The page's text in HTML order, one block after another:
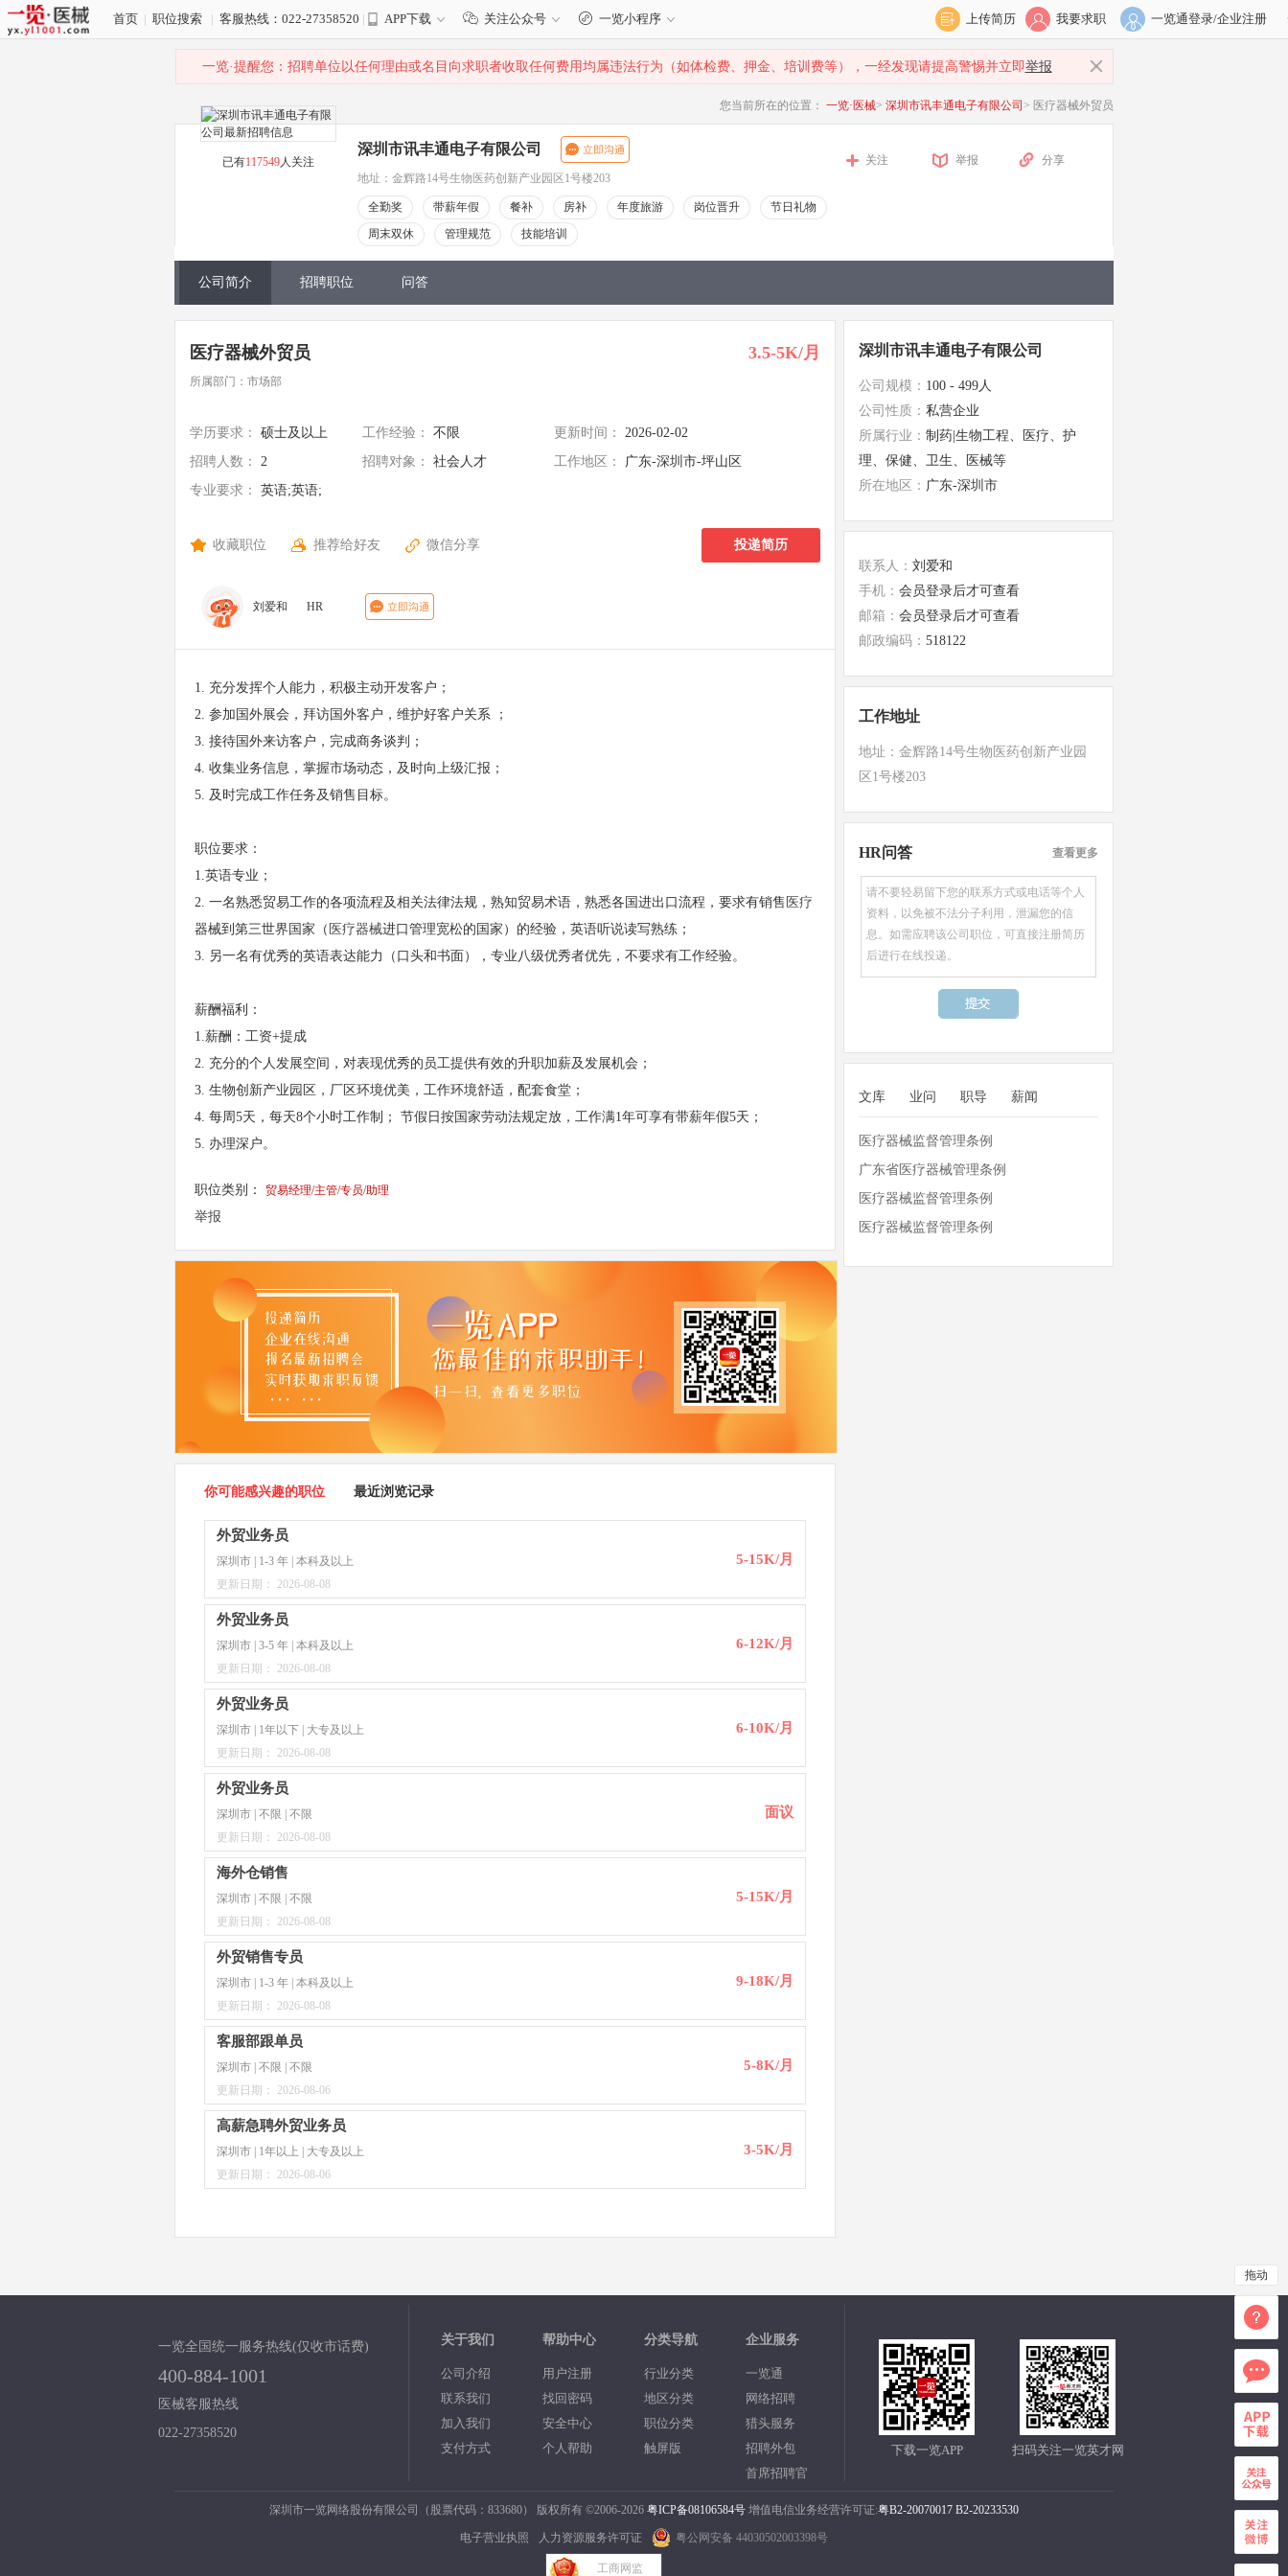
首页 | 职位搜索 | 客服热线：022-27358520 | APP下载 关注公众号 一览小程序 上传简历 我要求职 一览通登录/企业注册
一览·提醒您：招聘单位以任何理由或名目向求职者收取任何费用均属违法行为（如体检费、押金、培训费等），一经发现请提高警惕并立即举报
您当前所在的位置： 一览·医械> 深圳市讯丰通电子有限公司 > 医疗器械外贸员
已有117549人关注
深圳市讯丰通电子有限公司
地址：金辉路14号生物医药创新产业园区1号楼203
全勤奖 带薪年假 餐补 房补 年度旅游 岗位晋升
节日礼物
周末双休
管理规范 技能培训
关注 举报 分享
公司简介 招聘职位 问答
医疗器械外贸员 3.5-5K/月
所属部门：市场部
学历要求： 硕士及以上 工作经验： 不限 更新时间：
2026-02-02
招聘人数：
2 招聘对象： 社会人才 工作地区：
广东-深圳市-坪山区
专业要求：
英语;英语;
收藏职位 推荐给好友 微信分享 投递简历
刘爱和 HR
1. 充分发挥个人能力，积极主动开发客户；
2. 参加国外展会，拜访国外客户，维护好客户关系 ；
3. 接待国外来访客户，完成商务谈判；
4. 收集业务信息，掌握市场动态，及时向上级汇报；
5. 及时完成工作任务及销售目标。
职位要求：
1.英语专业；
2. 一名熟悉贸易工作的各项流程及相关法律法规，熟知贸易术语，熟悉各国进出口流程，要求有销售 医疗
器械到第三世界国家（ 医疗器械进口管理宽松的国家）的经验，英语听说读写熟练；
3. 另一名有优秀的英语表达能力（口头和书面），专业八级优秀者优先，不要求有工作经验。
薪酬福利：
1.薪酬：工资+提成
2. 充分的个人发展空间，对表现优秀的员工提供有效的升职加薪及发展机会；
3. 生物创新产业园区，厂区环境优美，工作环境舒适，配套食堂；
4. 每周5天，每天8个小时工作制； 节假日按国家劳动法规定放，工作满1年可享有带薪年假5天；
5. 办理深户。
职位类别： 贸易经理/主管/专员/助理
举报
你可能感兴趣的职位 最近浏览记录
外贸业务员
深圳市 | 1-3 年 | 本科及以上
更新日期： 2026-08-08
5-15K/月
外贸业务员
深圳市 | 3-5 年 | 本科及以上
更新日期： 2026-08-08
6-12K/月
外贸业务员
深圳市 | 1年以下 | 大专及以上
更新日期： 2026-08-08
6-10K/月
外贸业务员
深圳市 | 不限 | 不限
更新日期： 2026-08-08
面议
海外仓销售
深圳市 | 不限 | 不限
更新日期： 2026-08-08
5-15K/月
外贸销售专员
深圳市 | 1-3 年 | 本科及以上
更新日期： 2026-08-08
9-18K/月
客服部跟单员
深圳市 | 不限 | 不限
更新日期： 2026-08-06
5-8K/月
高薪急聘外贸业务员
深圳市 | 1年以上 | 大专及以上
更新日期： 2026-08-06
3-5K/月
深圳市讯丰通电子有限公司
公司规模： 100 - 499人
公司性质： 私营企业
所属行业： 制药|生物工程、医疗、护
理、保健、卫生、医械等
所在地区： 广东-深圳市
联系人： 刘爱和
手机： 会员登录后才可查看
邮箱： 会员登录后才可查看
邮政编码： 518122
工作地址
地址：金辉路14号生物医药创新产业园
区1号楼203
HR问答 查看更多
文库 业问 职导 薪闻
医疗器械监督管理条例
广东省医疗器械管理条例
医疗器械监督管理条例
医疗器械监督管理条例
拖动
一览全国统一服务热线(仅收市话费)
400-884-1001
医械客服热线
022-27358520
关于我们
公司介绍
联系我们
加入我们
支付方式
帮助中心
用户注册
找回密码
安全中心
个人帮助
分类导航
行业分类
地区分类
职位分类
触屏版
企业服务
一览通
网络招聘
猎头服务
招聘外包
首席招聘官
扫码关注一览英才网
下载一览APP
深圳市一览网络股份有限公司（股票代码：833680） 版权所有 ©2006-2026 粤ICP备08106584号 增值电信业务经营许可证:粤B2-20070017 B2-20233530
电子营业执照 人力资源服务许可证 粤公网安备 44030502003398号
工商网监